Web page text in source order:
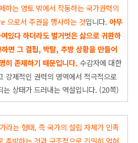
하는 영토 밖에서 작동하는 국가권력의
으로서 주권을 행사하는 것입니다. 아무
있다 하더라도 벌거벗은 삶으로 귀환하
면 그 결핍, 박탈, 추방 상황을 만들어
히 존재하기 때문입니다. 수감자에 대한
강제적인 권력의 영역에서 적극적으로
는 상태가 드러내는 역설입니다. (20쪽)
라는형태, 즉 국가의 설립 자체가 민족
추방하는 것과 구조적으로 긴밀히 얽혀